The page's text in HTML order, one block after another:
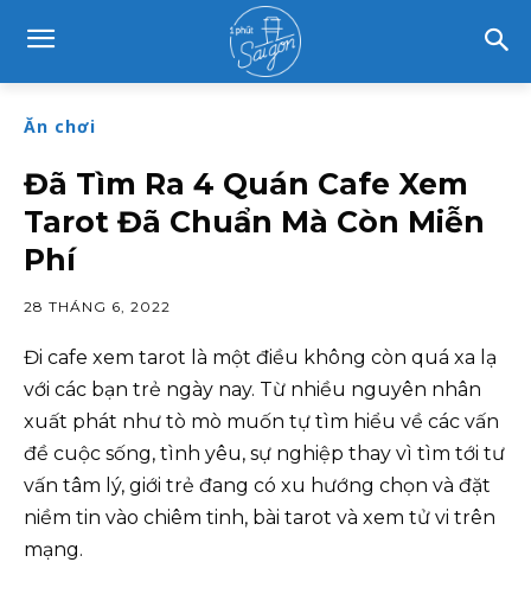
Ăn chơi
Đã Tìm Ra 4 Quán Cafe Xem
Tarot Đã Chuẩn Mà Còn Miễn
Phí
28 THÁNG 6, 2022
Đi cafe xem tarot là một điều không còn quá xa lạ
với các bạn trẻ ngày nay. Từ nhiều nguyên nhân
xuất phát như tò mò muốn tự tìm hiểu về các vấn
đề cuộc sống, tình yêu, sự nghiệp thay vì tìm tới tư
vấn tâm lý, giới trẻ đang có xu hướng chọn và đặt
niềm tin vào chiêm tinh, bài tarot và xem tử vi trên
mạng.